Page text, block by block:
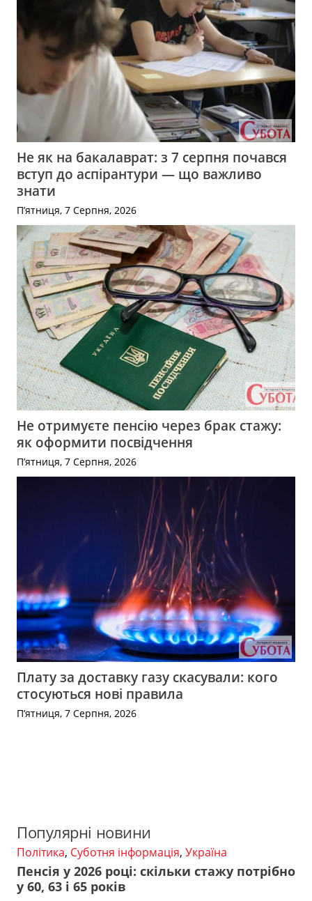
Не як на бакалаврат: з 7 серпня почався
вступ до аспірантури — що важливо
знати
П’ятниця, 7 Серпня, 2026
Не отримуєте пенсію через брак стажу:
як оформити посвідчення
П’ятниця, 7 Серпня, 2026
Плату за доставку газу скасували: кого
стосуються нові правила
П’ятниця, 7 Серпня, 2026
Популярні новини
Політика, Суботня інформація, Україна
Пенсія у 2026 році: скільки стажу потрібно
у 60, 63 і 65 років